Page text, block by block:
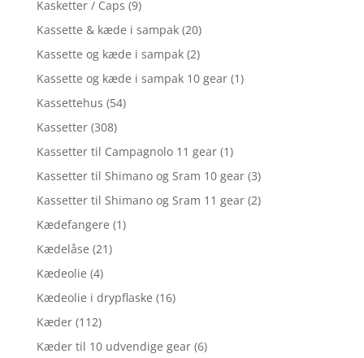
Kasketter / Caps (9)
Kassette & kæde i sampak (20)
Kassette og kæde i sampak (2)
Kassette og kæde i sampak 10 gear (1)
Kassettehus (54)
Kassetter (308)
Kassetter til Campagnolo 11 gear (1)
Kassetter til Shimano og Sram 10 gear (3)
Kassetter til Shimano og Sram 11 gear (2)
Kædefangere (1)
Kædelåse (21)
Kædeolie (4)
Kædeolie i drypflaske (16)
Kæder (112)
Kæder til 10 udvendige gear (6)